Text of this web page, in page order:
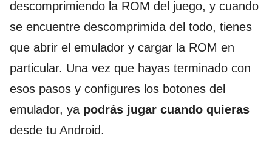
descomprimiendo la ROM del juego, y cuando
se encuentre descomprimida del todo, tienes
que abrir el emulador y cargar la ROM en
particular. Una vez que hayas terminado con
esos pasos y configures los botones del
emulador, ya podrás jugar cuando quieras
desde tu Android.